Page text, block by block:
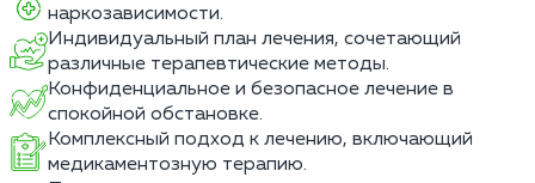
наркозависимости.
Индивидуальный план лечения, сочетающий
различные терапевтические методы.
Конфиденциальное и безопасное лечение в
спокойной обстановке.
Комплексный подход к лечению, включающий
медикаментозную терапию.